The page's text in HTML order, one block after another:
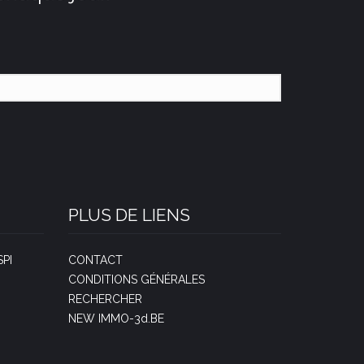
PLUS DE LIENS
CONTACT
CONDITIONS GÉNÉRALES
RECHERCHER
NEW IMMO-3d.BE